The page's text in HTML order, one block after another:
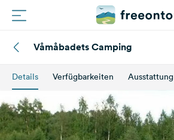
Plätze
Magazin
Våmåbadets Camping
Details Verfügbarkeiten Ausstattung